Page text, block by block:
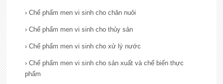
› Chế phẩm men vi sinh cho chăn nuôi
› Chế phẩm men vi sinh cho thủy sản
› Chế phẩm men vi sinh cho xử lý nước
› Chế phẩm men vi sinh cho sản xuất và chế biến thực
phẩm